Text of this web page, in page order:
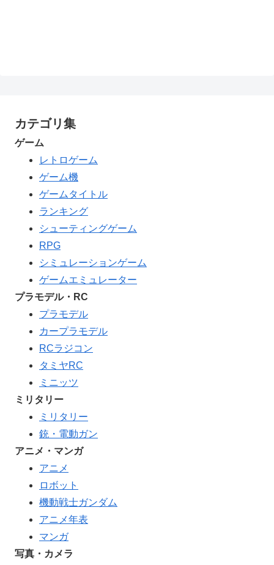
カテゴリ集
ゲーム
レトロゲーム
ゲーム機
ゲームタイトル
ランキング
シューティングゲーム
RPG
シミュレーションゲーム
ゲームエミュレーター
プラモデル・RC
プラモデル
カープラモデル
RCラジコン
タミヤRC
ミニッツ
ミリタリー
ミリタリー
銃・電動ガン
アニメ・マンガ
アニメ
ロボット
機動戦士ガンダム
アニメ年表
マンガ
写真・カメラ